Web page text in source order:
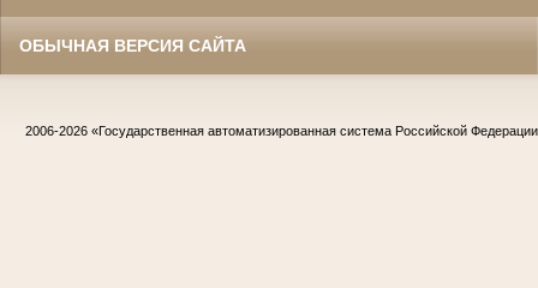
ОБЫЧНАЯ ВЕРСИЯ САЙТА
2006-2026 «Государственная автоматизированная система Российской